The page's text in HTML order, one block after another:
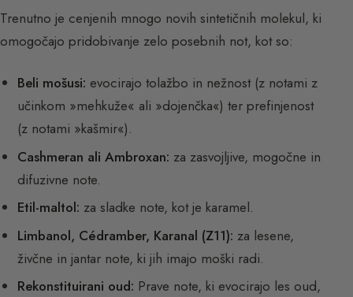
Trenutno je cenjenih mnogo novih sintetičnih molekul, ki
omogočajo pridobivanje zelo posebnih not, kot so:
Beli mošusi: evocirajo tolažbo in nežnost (z notami z
učinkom »mehkuže« ali »dojenčka«) ter prefinjenost
(z notami »kašmir«).
Cashmeran ali Ambroxan: za zasvojljive, mogočne in
difuzivne note.
Etil-maltol: za sladke note, kot je karamel.
Limbanol, Cédramber, Karanal (Z11): za lesene,
živčne in jantar note, ki jih imajo moški radi.
Rekonstituirani oud: Prave note, ki evocirajo les oud,